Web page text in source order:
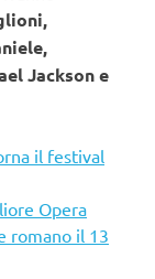
Jackson e
il festival
Opera
romano il 13